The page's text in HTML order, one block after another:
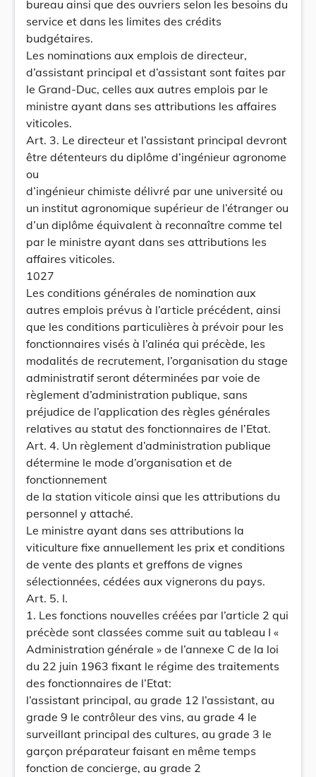
bureau ainsi que des ouvriers selon les besoins du
service et dans les limites des crédits
budgétaires.
Les nominations aux emplois de directeur,
d’assistant principal et d’assistant sont faites par
le Grand-Duc, celles aux autres emplois par le
ministre ayant dans ses attributions les affaires
viticoles.
Art. 3. Le directeur et l’assistant principal devront
être détenteurs du diplôme d’ingénieur agronome
ou
d’ingénieur chimiste délivré par une université ou
un institut agronomique supérieur de l’étranger ou
d’un diplôme équivalent à reconnaître comme tel
par le ministre ayant dans ses attributions les
affaires viticoles.
1027
Les conditions générales de nomination aux
autres emplois prévus à l’article précédent, ainsi
que les conditions particulières à prévoir pour les
fonctionnaires visés à l’alinéa qui précède, les
modalités de recrutement, l’organisation du stage
administratif seront déterminées par voie de
règlement d’administration publique, sans
préjudice de l’application des règles générales
relatives au statut des fonctionnaires de l’Etat.
Art. 4. Un règlement d’administration publique
détermine le mode d’organisation et de
fonctionnement
de la station viticole ainsi que les attributions du
personnel y attaché.
Le ministre ayant dans ses attributions la
viticulture fixe annuellement les prix et conditions
de vente des plants et greffons de vignes
sélectionnées, cédées aux vignerons du pays.
Art. 5. I.
1. Les fonctions nouvelles créées par l’article 2 qui
précède sont classées comme suit au tableau I «
Administration générale » de l’annexe C de la loi
du 22 juin 1963 fixant le régime des traitements
des fonctionnaires de l’Etat:
l’assistant principal, au grade 12 l’assistant, au
grade 9 le contrôleur des vins, au grade 4 le
surveillant principal des cultures, au grade 3 le
garçon préparateur faisant en même temps
fonction de concierge, au grade 2